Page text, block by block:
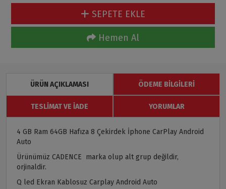
SEPETE EKLE
Hemen Al
ÜRÜN AÇIKLAMASI ÖDEME BILGILERI
TESLIMAT VE İADE YORUMLAR
4 GB Ram 64GB Hafıza 8 Çekirdek İphone CarPlay Android
Auto
Ürünümüz CADENCE marka olup alt grup değildir,
orjinaldir.
Q led Ekran Kablosuz Carplay Android Auto